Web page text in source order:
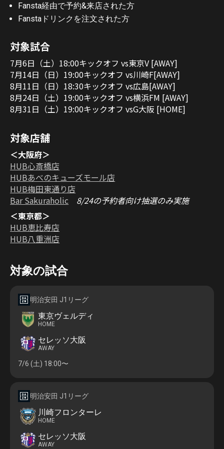
Fansta経由で予約&来店された方
Fanstaドリンクを注文された方
対象試合
7月6日（土）18:00キックオフ vs東京V [AWAY]
7月14日（日）19:00キックオフ vs川崎F[AWAY]
8月11日（日）18:30キックオフ vs広島[AWAY]
8月24日（土）19:00キックオフ vs横浜FM [AWAY]
8月31日（土）19:00キックオフ vsG大阪 [HOME]
対象店舗
＜大阪府＞
HUB心斎橋店
HUBあべのキューズモール店
HUB梅田東通り店
Bar Sakuraholic
8/24の予約者向け抽選のみ実施
＜東京都＞
HUB恵比寿店
HUB八重洲店
対象の試合
明治安田 J1リーグ
東京ヴェルディ
HOME
セレッソ大阪
AWAY
7/6 (土) 18:00〜
明治安田 J1リーグ
川崎フロンターレ
HOME
セレッソ大阪
AWAY